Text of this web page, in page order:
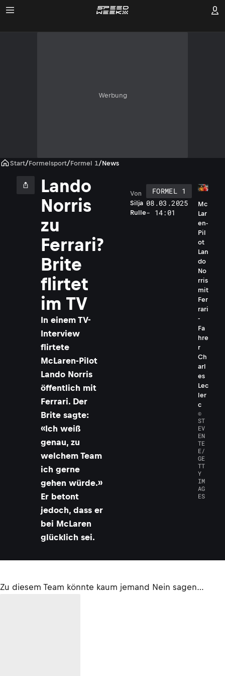
Werbung
Start/Formelsport/Formel 1/News
Lando
Norris
zu
Ferrari?
Brite
flirtet
im TV
In einem TV-
Interview
flirtete
McLaren-Pilot
Lando Norris
öffentlich mit
Ferrari. Der
Brite sagte:
«Ich weiß
genau, zu
welchem Team
ich gerne
gehen würde.»
Er betont
jedoch, dass er
bei McLaren
glücklich sei.
Silja
Rulle
Von
FORMEL 1
08.03.2025
- 14:01
Mc
Lar
en-
Pil
ot
Lan
do
No
rris
mit
Fer
rari
-
Fa
hre
r
Ch
arl
es
Lec
ler
c
©
ST
EV
EN
TE
E/
GE
TT
Y
IM
AG
ES
Zu diesem Team könnte kaum jemand Nein sagen…